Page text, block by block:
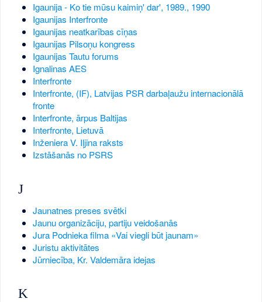
Igaunija - Ko tie mūsu kaimiņ' dar', 1989., 1990
Igaunijas Interfronte
Igaunijas neatkarības cīņas
Igaunijas Pilsoņu kongress
Igaunijas Tautu forums
Ignalinas AES
Interfronte
Interfronte, (IF), Latvijas PSR darbaļaužu internacionālā
fronte
Interfronte, ārpus Baltijas
Interfronte, Lietuvā
Inženiera V. Iļjina raksts
Izstāšanās no PSRS
J
Jaunatnes preses svētki
Jaunu organizāciju, partiju veidošanās
Jura Podnieka filma «Vai viegli būt jaunam»
Juristu aktivitātes
Jūrniecība, Kr. Valdemāra idejas
K